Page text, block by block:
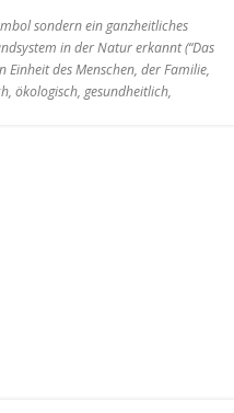
sondern ein ganzheitliches
in der Natur erkannt (“Das
Einheit des Menschen, der Familie,
ökologisch, gesundheitlich,